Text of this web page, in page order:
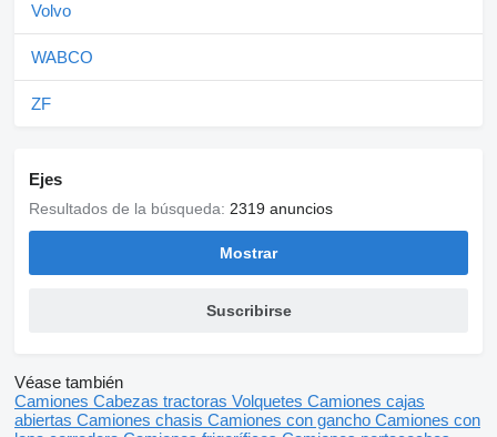
Volvo
WABCO
ZF
Ejes
Resultados de la búsqueda: 2319 anuncios
Mostrar
Suscribirse
Véase también
Camiones Cabezas tractoras Volquetes Camiones cajas
abiertas Camiones chasis Camiones con gancho Camiones con